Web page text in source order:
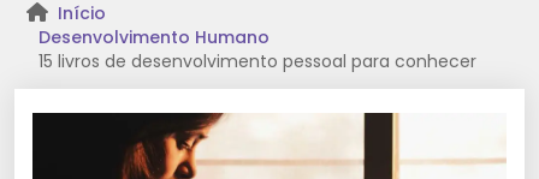
Início
Desenvolvimento Humano
15 livros de desenvolvimento pessoal para conhecer